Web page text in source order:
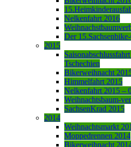
Nelkenfahrt 2016
Der
2015
Tschechien
Bikerweihnacht
Himmelfahrt 2015
Nelkenfahrt 2015 –
Weihnachtsbaum-
SachsenKrad 2015
2014
Weihnachtsmarkt
Moppedrennen 2014
Bikerweihnacht